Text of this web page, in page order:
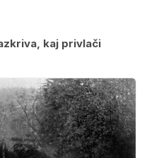
kaj privlači